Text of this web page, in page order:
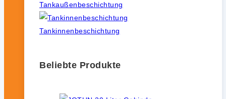
Tankaußenbeschichtung
Tankinnenbeschichtung
Beliebte Produkte